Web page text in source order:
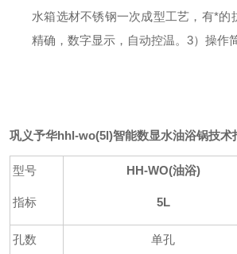
水箱选材不锈钢一次成型工艺，有*的
精确，数字显示，自动控温。3）操作
巩义予华hhl-wo(5l)智能数显水油浴锅技术
型号
指标
HH-WO(油浴)
5L
孔数 单孔